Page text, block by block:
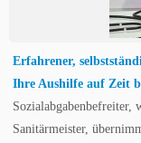
Erfahrener,
Ihre Aushilfe auf Zeit
Sozialabgabenbefreiter,
Sanitärmeister,